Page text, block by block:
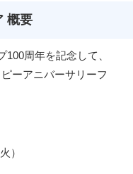
概要
周年を記念して、
ーアニバーサリーフ
）